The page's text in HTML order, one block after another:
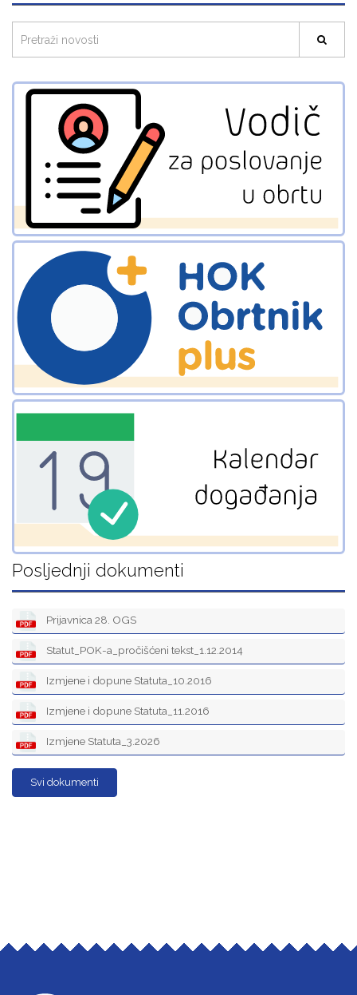
Posljednji dokumenti
Prijavnica 28. OGS
Statut_POK-a_pročišćeni tekst_1.12.2014
Izmjene i dopune Statuta_10.2016
Izmjene i dopune Statuta_11.2016
Izmjene Statuta_3.2026
Svi dokumenti